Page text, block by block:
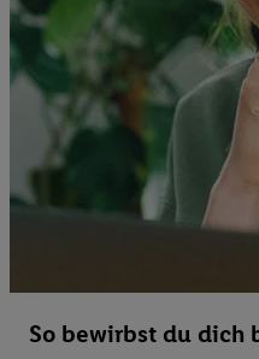
So bewirbst du dich